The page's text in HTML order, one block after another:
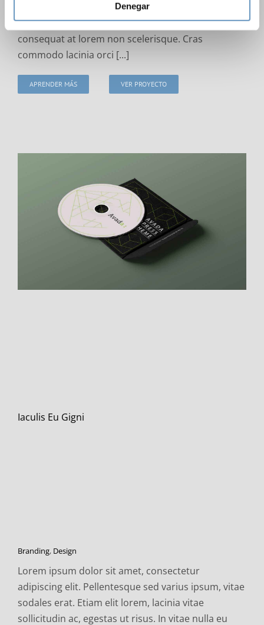
Denegar
odio vehicula ultrices in in ipsum. In porttitor lectus
vel augue faucibus, at viverra mauris bibendum. Ut
consequat at lorem non scelerisque. Cras
commodo lacinia orci [...]
APRENDER MÁS VER PROYECTO
Iaculis Eu Gigni
Branding, Design
Lorem ipsum dolor sit amet, consectetur
adipiscing elit. Pellentesque sed varius ipsum, vitae
sodales erat. Etiam elit lorem, lacinia vitae
sollicitudin ac, egestas ut risus. In vitae nulla eu